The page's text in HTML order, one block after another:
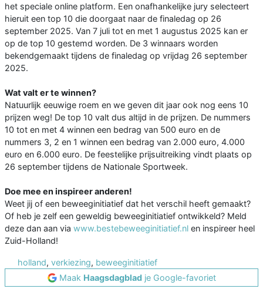
het speciale online platform. Een onafhankelijke jury selecteert
hieruit een top 10 die doorgaat naar de finaledag op 26
september 2025. Van 7 juli tot en met 1 augustus 2025 kan er
op de top 10 gestemd worden. De 3 winnaars worden
bekendgemaakt tijdens de finaledag op vrijdag 26 september
2025.
Wat valt er te winnen?
Natuurlijk eeuwige roem en we geven dit jaar ook nog eens 10
prijzen weg! De top 10 valt dus altijd in de prijzen. De nummers
10 tot en met 4 winnen een bedrag van 500 euro en de
nummers 3, 2 en 1 winnen een bedrag van 2.000 euro, 4.000
euro en 6.000 euro. De feestelijke prijsuitreiking vindt plaats op
26 september tijdens de Nationale Sportweek.
Doe mee en inspireer anderen!
Weet jij of een beweeginitiatief dat het verschil heeft gemaakt?
Of heb je zelf een geweldig beweeginitiatief ontwikkeld? Meld
deze dan aan via www.bestebeweeginitiatief.nl en inspireer heel
Zuid-Holland!
holland, verkiezing, beweeginitiatief
Maak Haagsdagbladje Google-favoriet